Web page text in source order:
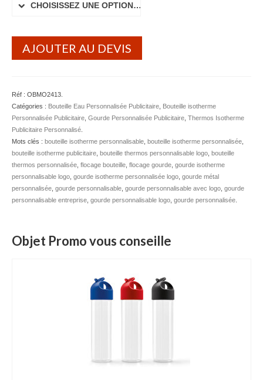
Stylo Publicitaire
Voiture Goodies
Gourde & Bouteille
Bouteille Personnalisable
Mug & Tasse
Mug publicitaire
Mug de voyage publicitaire
Tasse Expresso publicitaire
Mug isotherme
CHOISISSEZ UNE OPTION…
AJOUTER AU DEVIS
Réf : OBMO2413
Catégories : Bouteille Eau Personnalisée Publicitaire Bouteille isotherme
Personnalisée Publicitaire Gourde Personnalisée Publicitaire Thermos Isotherme
Publicitaire Personnalisé
Mots clés : bouteille isotherme personnalisable bouteille isotherme personnalisée
bouteille isotherme publicitaire bouteille thermos personnalisable logo bouteille
thermos personnalisée flocage bouteille flocage gourde gourde isotherme
personnalisable logo gourde isotherme personnalisée logo gourde métal
personnalisée gourde personnalisable gourde personnalisable avec logo gourde
personnalisable entreprise gourde personnalisable logo gourde personnalisée
Objet Promo vous conseille